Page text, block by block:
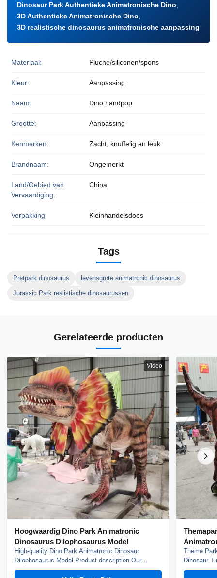
Dinosaur Park Authentieke Animatronische Dino
3D Authentieke Animatronische Dino
3D realistische dinosaurus animatronische aanpassing
Materiaal: Pluche/siliconen/spons
Kleur: Aanpassing
Naam: Dino handpop
Grootte: Aanpassing
Kenmerken: Zacht, knuffelig en leuk
Brandnaam: Ongemerkt
Land/Gebied van
Vervaardiging:
China
Verpakking: Kleinhandelsdoos
Tags
Pretpark dinosaurus levensgrote animatronic dinosaurus
Jurassic Park realistische dinosaurussen
Gerelateerde producten
Video
Hoogwaardig Dino Park Animatronic
Dinosaurus Dilophosaurus Model
High-quality Dino Park Animatronic Dinosaur
Dilophosaurus Model Product description Our
animatronic dinos adopt high density sponge,
Theme
Dinosaur